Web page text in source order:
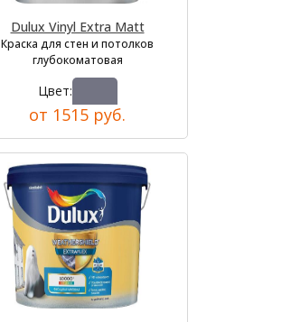
Dulux Vinyl Extra Matt
Краска для стен и потолков
глубокоматовая
Цвет:
от 1515 руб.